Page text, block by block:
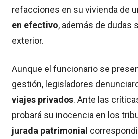
refacciones en su vivienda de
en efectivo, además de dudas
exterior.
Aunque el funcionario se
gestión, legisladores
viajes privados. Ante las
probará su inocencia en los
jurada patrimonial